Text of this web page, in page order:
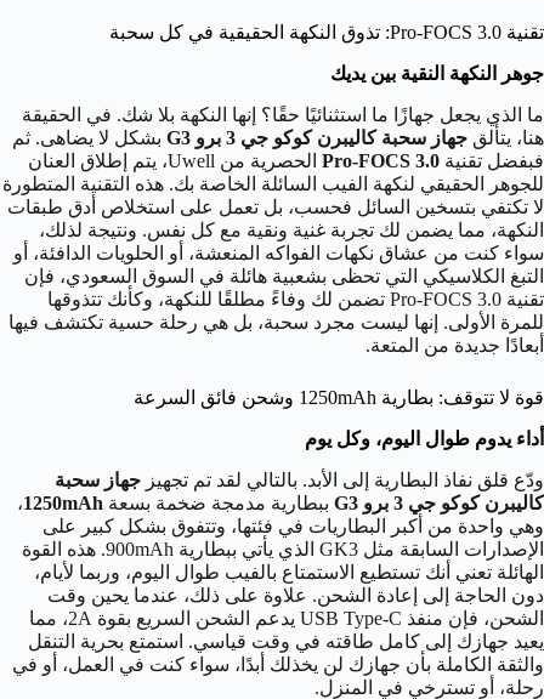
تقنية Pro-FOCS 3.0: تذوق النكهة الحقيقية في كل سحبة
جوهر النكهة النقية بين يديك
ما الذي يجعل جهازًا ما استثنائيًا حقًا؟ إنها النكهة بلا شك. في الحقيقة
هنا، يتألق جهاز سحبة كاليبرن كوكو جي 3 برو
بشكل لا يضاهى. ثم
فبفضل تقنية Pro-FOCS 3.0
الحصرية من Uwell، يتم إطلاق العنان
للجوهر الحقيقي لنكهة الفيب السائلة الخاصة بك. هذه التقنية المتطورة
لا تكتفي بتسخين السائل فحسب، بل تعمل على استخلاص أدق طبقات
النكهة، مما يضمن لك تجربة غنية ونقية مع كل نفس. ونتيجة لذلك،
سواء كنت من عشاق نكهات الفواكه المنعشة، أو الحلويات الدافئة، أو
التبغ الكلاسيكي التي تحظى بشعبية هائلة في السوق السعودي، فإن
تقنية Pro-FOCS 3.0 تضمن لك وفاءً مطلقًا للنكهة، وكأنك تتذوقها
للمرة الأولى. إنها ليست مجرد سحبة، بل هي رحلة حسية تكتشف فيها
أبعادًا جديدة من المتعة.
قوة لا تتوقف: بطارية 1250mAh وشحن فائق السرعة
أداء يدوم طوال اليوم، وكل يوم
ودّع قلق نفاذ البطارية إلى الأبد. بالتالي لقد تم تجهيز جهاز سحبة
كاليبرن كوكو جي 3 برو
ببطارية مدمجة ضخمة بسعة 1250mAh،
وهي واحدة من أكبر البطاريات في فئتها، وتتفوق بشكل كبير على
الإصدارات السابقة مثل GK3 الذي يأتي ببطارية 900mAh. هذه القوة
الهائلة تعني أنك تستطيع الاستمتاع بالفيب طوال اليوم، وربما لأيام،
دون الحاجة إلى إعادة الشحن. علاوة على ذلك، عندما يحين وقت
الشحن، فإن منفذ USB Type-C يدعم الشحن السريع بقوة 2A، مما
يعيد جهازك إلى كامل طاقته في وقت قياسي. استمتع بحرية التنقل
والثقة الكاملة بأن جهازك لن يخذلك أبدًا، سواء كنت في العمل، أو في
رحلة، أو تسترخي في المنزل.